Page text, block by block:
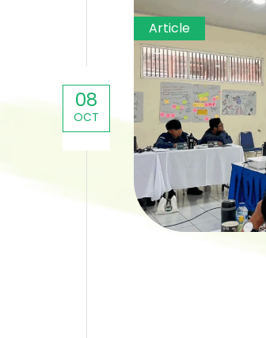
Article
08
OCT